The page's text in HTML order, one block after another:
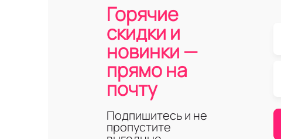
Горячие
скидки и
новинки —
прямо на
почту
Подпишитесь и не
пропустите